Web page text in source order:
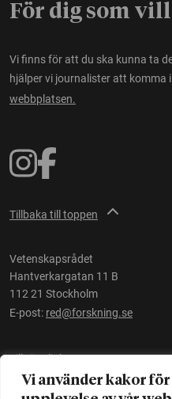
Vi använder kakor
För dig som
Vi finns för att du ska kunna ta
hjälper vi journalister att komma
webbplatsen.
Tillbaka till toppen
Vetenskapsrådet
Hantverkargatan 11 B
112 21 Stockholm
E-post: red@forskning.se
Tillgänglighet